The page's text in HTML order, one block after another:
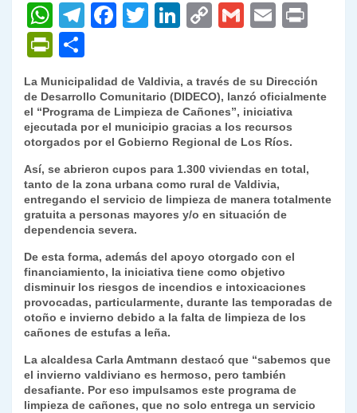
W
h
at
s
A
p
p
T
gr
a
m
F
e
b
o
o
k
T
er
Li
e
dI
n
C
y
Li
n
k
G
l
E
l
P
ri
nt
Fr
ie
n
dl
y
o
m
p
ar
tir
La Municipalidad de Valdivia, a través de su Dirección
de Desarrollo Comunitario (DIDECO), lanzó oficialmente
el “Programa de Limpieza de Cañones”, iniciativa
ejecutada por el municipio gracias a los recursos
otorgados por el Gobierno Regional de Los Ríos.
Así, se abrieron cupos para 1.300 viviendas en total,
tanto de la zona urbana como rural de Valdivia,
entregando el servicio de limpieza de manera totalmente
gratuita a personas mayores y/o en situación de
dependencia severa.
De esta forma, además del apoyo otorgado con el
financiamiento, la iniciativa tiene como objetivo
disminuir los riesgos de incendios e intoxicaciones
provocadas, particularmente, durante las temporadas de
otoño e invierno debido a la falta de limpieza de los
cañones de estufas a leña.
La alcaldesa Carla Amtmann destacó que “sabemos que
el invierno valdiviano es hermoso, pero también
desafiante. Por eso impulsamos este programa de
limpieza de cañones, que no solo entrega un servicio